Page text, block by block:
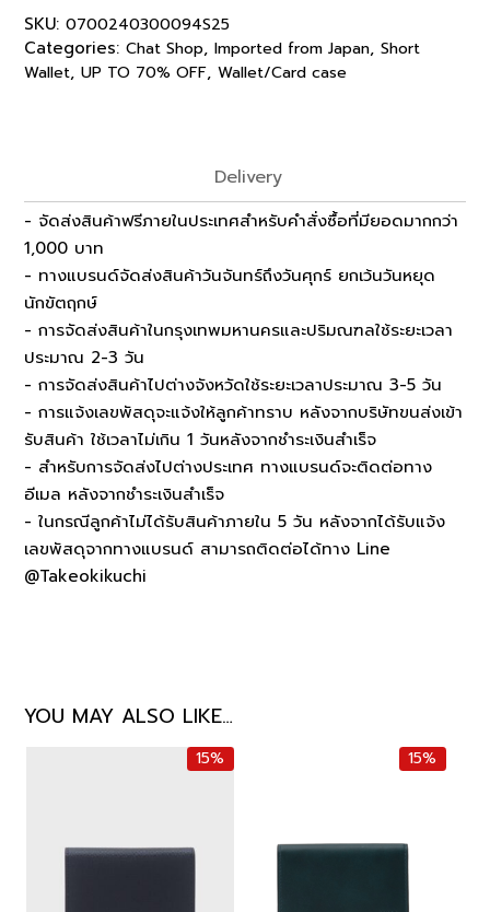
SKU: 0700240300094S25
Categories: Chat Shop, Imported from Japan, Short
Wallet, UP TO 70% OFF, Wallet/Card case
Delivery
- จัดส่งสินค้าฟรีภายในประเทศสำหรับคำสั่งซื้อที่มียอดมากกว่า
1,000 บาท
- ทางแบรนด์จัดส่งสินค้าวันจันทร์ถึงวันศุกร์ ยกเว้นวันหยุด
นักขัตฤกษ์
- การจัดส่งสินค้าในกรุงเทพมหานครและปริมณฑลใช้ระยะเวลา
ประมาณ 2-3 วัน
- การจัดส่งสินค้าไปต่างจังหวัดใช้ระยะเวลาประมาณ 3-5 วัน
- การแจ้งเลขพัสดุจะแจ้งให้ลูกค้าทราบ หลังจากบริษัทขนส่งเข้า
รับสินค้า ใช้เวลาไม่เกิน 1 วันหลังจากชำระเงินสำเร็จ
- สำหรับการจัดส่งไปต่างประเทศ ทางแบรนด์จะติดต่อทาง
อีเมล หลังจากชำระเงินสำเร็จ
- ในกรณีลูกค้าไม่ได้รับสินค้าภายใน 5 วัน หลังจากได้รับแจ้ง
เลขพัสดุจากทางแบรนด์ สามารถติดต่อได้ทาง Line
@Takeokikuchi
YOU MAY ALSO LIKE…
15% 15%